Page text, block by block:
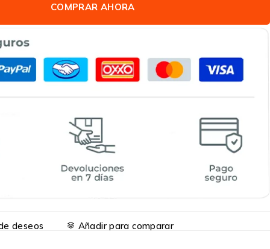
COMPRAR AHORA
deseos Añadir para comparar